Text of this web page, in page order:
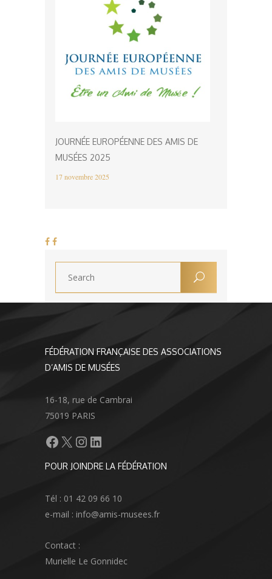
JOURNÉE EUROPÉENNE DES AMIS DE
MUSÉES 2025
17 novembre 2025
FÉDÉRATION FRANÇAISE DES ASSOCIATIONS
D’AMIS DE MUSÉES
16-18, rue de Cambrai
75019 PARIS
Facebook
X Instagram
LinkedIn
POUR JOINDRE LA FÉDÉRATION
Tél : 01 42 09 66 10
e-mail : info@amis-musees.fr
Contact :
Murielle Le Gonnidec